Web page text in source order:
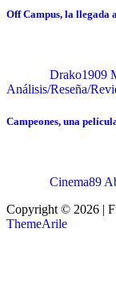
Off Campus, la llegada
Drako1909
Análisis/Reseña/
Campeones, una
Cinema89
Copyright © 2026 |
ThemeArile